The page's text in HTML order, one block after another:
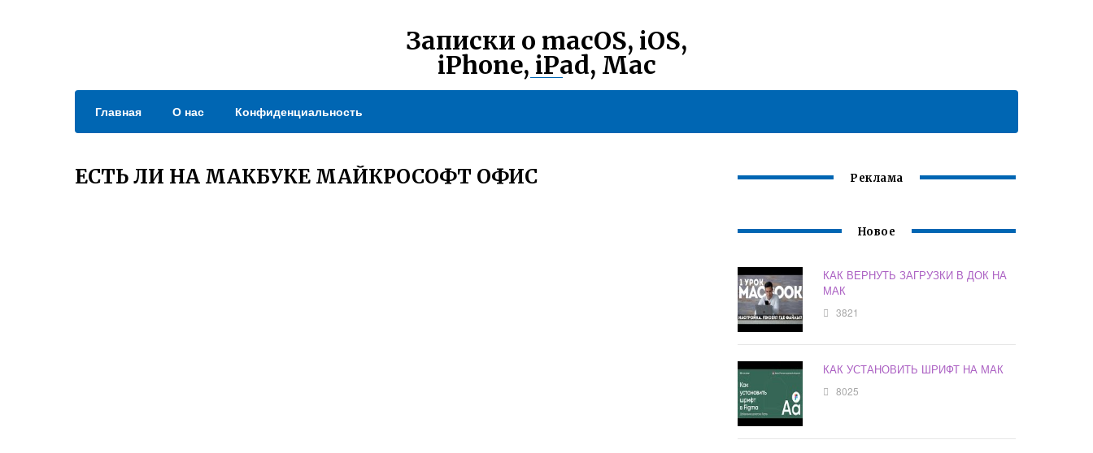
Записки о macOS, iOS,
iPhone, iPad, Mac
Главная О нас Конфиденциальность
ЕСТЬ ЛИ НА МАКБУКЕ МАЙКРОСОФТ ОФИС Реклама
Новое
КАК ВЕРНУТЬ ЗАГРУЗКИ В ДОК НА
МАК
3821
КАК УСТАНОВИТЬ ШРИФТ НА МАК
8025